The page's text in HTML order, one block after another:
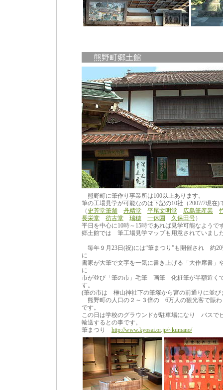
熊野町郷土館
熊野町に筆作り事業所は100以上あります。
筆の工場見学が可能なのは下記の10社（2007/7現在)
（ 史芳堂筆舗 丹精堂 平尾文明堂 広島筆産業
長栄堂
彷古堂 瑞穂 一休園 久保田号）
平日を中心に10時～15時であれば見学可能なようで
郷土館では 筆工場見学マップも用意されていま
毎年９月23日(祝)には“筆まつり”も開催され 約20
に
書家が大筆で文字を一気に書き上げる「大作席書
に
市が並び「筆の市」毛筆 画筆 化粧筆が半額近く
す。
(筆の市は 榊山神社下の筆塚から宮の前通りに並び
熊野町の人口の２～３倍の 6万人の観光客で賑わ
です。
この日は学校のグラウンドが駐車場になり バスで
輸送するとの事です。
筆まつり http://www.kyosai.or.jp/~kumano/